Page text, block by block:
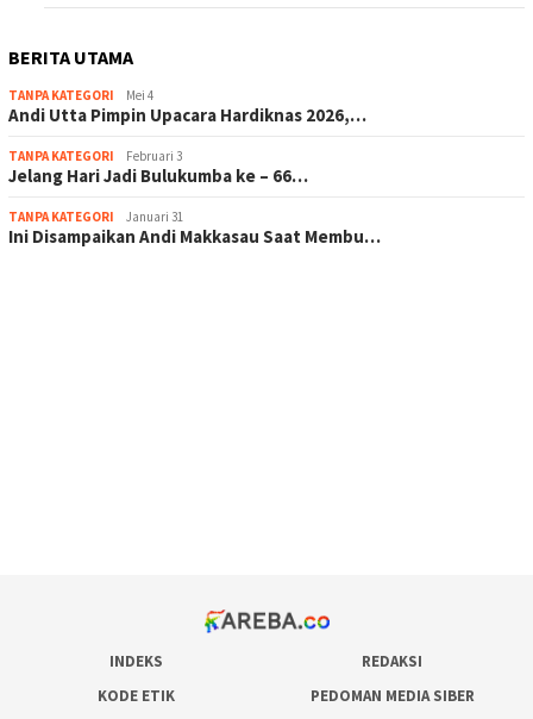
BERITA UTAMA
TANPA KATEGORI Mei 4
Andi Utta Pimpin Upacara Hardiknas 2026,…
TANPA KATEGORI Februari 3
Jelang Hari Jadi Bulukumba ke – 66…
TANPA KATEGORI Januari 31
Ini Disampaikan Andi Makkasau Saat Membu…
INDEKS
REDAKSI
KODE ETIK
PEDOMAN MEDIA SIBER